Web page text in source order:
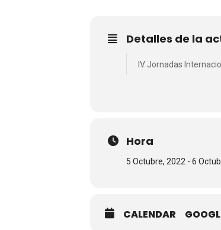
Detalles de la
IV Jornadas
Hora
5 Octubre, 2022 - 6
CALENDAR